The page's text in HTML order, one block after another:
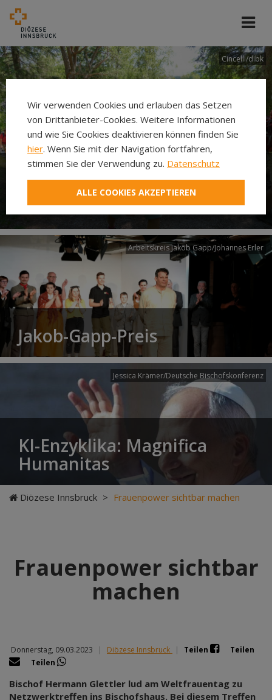
Cincelli/dibk
Neuer Pilgerweg Via
Laudato si’
Arbeitskreis Jakob Gapp/Johannes Erler
Jakob-Gapp-Preis
Jessica Krämer/Deutsche Bischofskonferenz
KI-Enzyklika: Magnifica
Humanitas
Diözese Innsbruck > Frauenpower sichtbar machen
Frauenpower sichtbar
machen
Donnerstag, 09.03.2023 | Diözese Innsbruck | Teilen
Teilen
Teilen
Bischof Hermann Glettler lud am Weltfrauentag zu
Netzwerktreffen ins Bischofshaus. Bei diesem Treffen
Wir verwenden Cookies und erlauben das Setzen
von Drittanbieter-Cookies. Weitere Informationen
und wie Sie Cookies deaktivieren können finden Sie
hier. Wenn Sie mit der Navigation fortfahren,
stimmen Sie der Verwendung zu. Datenschutz
ALLE COOKIES AKZEPTIEREN